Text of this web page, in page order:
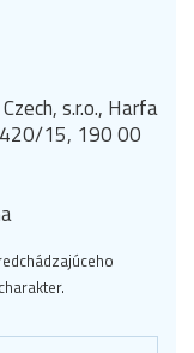
s.r.o., Harfa
15, 190 00